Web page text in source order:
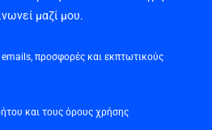
μαζί μου.
προσφορές και εκπτωτικούς
και τους όρους χρήσης